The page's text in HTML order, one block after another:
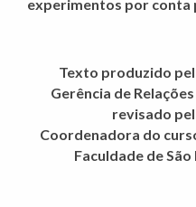
experimentos por conta
Texto produzido
Gerência de
revisado
Coordenadora do
Faculdade de